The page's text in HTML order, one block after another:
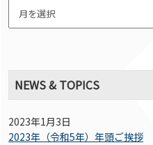
NEWS & TOPICS
2023年1月3日
2023年（令和5年）年頭ご挨拶